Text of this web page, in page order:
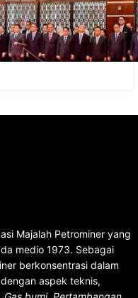
Kepala Badan
Majalah Petrominer yang
medio 1973. Sebagai
berkonsentrasi dalam
aspek teknis,